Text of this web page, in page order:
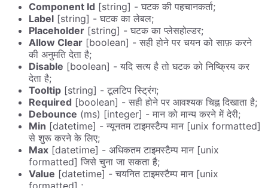
Component Id [string] - घटक की पहचानकर्ता;
Label [string] - घटक का लेबल;
Placeholder [string] - घटक का प्लेसहोल्डर;
Allow Clear [boolean] - सही होने पर चयन को साफ़ करने
की अनुमति देता है;
Disable [boolean] - यदि सत्य है तो घटक को निष्क्रिय कर
देता है;
Tooltip [string] - टूलटिप स्ट्रिंग;
Required [boolean] - सही होने पर आवश्यक चिह्न दिखाता है;
Debounce (ms) [integer] - मान को मान्य करने में देरी;
Min [datetime] - न्यूनतम टाइमस्टैम्प मान [unix formatted]
से शुरू करने के लिए;
Max [datetime] - अधिकतम टाइमस्टैम्प मान [unix
formatted] जिसे चुना जा सकता है;
Value [datetime] - चयनित टाइमस्टैम्प मान [unix
formatted] ;